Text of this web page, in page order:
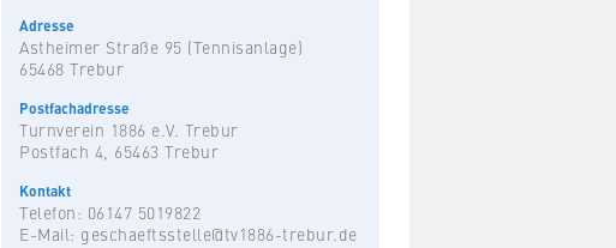
Adresse
Astheimer Straße 95 (Tennisanlage)
65468 Trebur
Postfachadresse
Turnverein 1886 e.V. Trebur
Postfach 4, 65463 Trebur
Kontakt
Telefon: 06147 5019822
E-Mail: geschaeftsstelle@tv1886-trebur.de